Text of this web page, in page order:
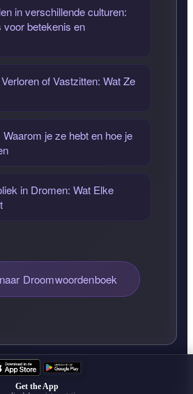
in verschillende culturen:
voor betekenis en
of Vastzitten: Wat Ze
je ze hebt en hoe je
in Dromen: Wat Elke
Droomwoordenboek
Get the App